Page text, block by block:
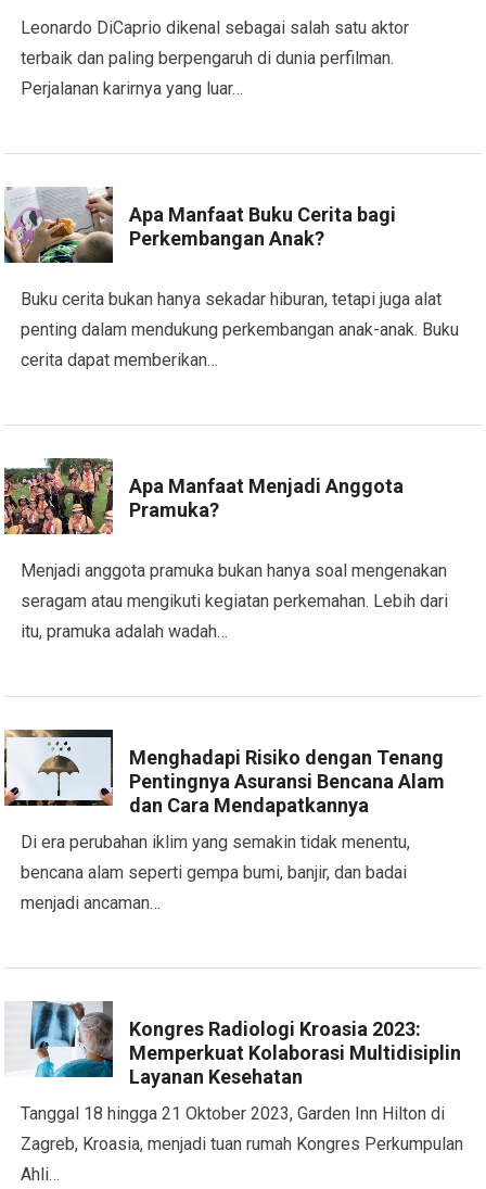
Leonardo DiCaprio dikenal sebagai salah satu aktor
terbaik dan paling berpengaruh di dunia perfilman.
Perjalanan karirnya yang luar…
Apa Manfaat Buku Cerita bagi
Perkembangan Anak?
Buku cerita bukan hanya sekadar hiburan, tetapi juga alat
penting dalam mendukung perkembangan anak-anak. Buku
cerita dapat memberikan…
Apa Manfaat Menjadi Anggota
Pramuka?
Menjadi anggota pramuka bukan hanya soal mengenakan
seragam atau mengikuti kegiatan perkemahan. Lebih dari
itu, pramuka adalah wadah…
Menghadapi Risiko dengan Tenang
Pentingnya Asuransi Bencana Alam
dan Cara Mendapatkannya
Di era perubahan iklim yang semakin tidak menentu,
bencana alam seperti gempa bumi, banjir, dan badai
menjadi ancaman…
Kongres Radiologi Kroasia 2023:
Memperkuat Kolaborasi Multidisiplin
Layanan Kesehatan
Tanggal 18 hingga 21 Oktober 2023, Garden Inn Hilton di
Zagreb, Kroasia, menjadi tuan rumah Kongres Perkumpulan
Ahli…